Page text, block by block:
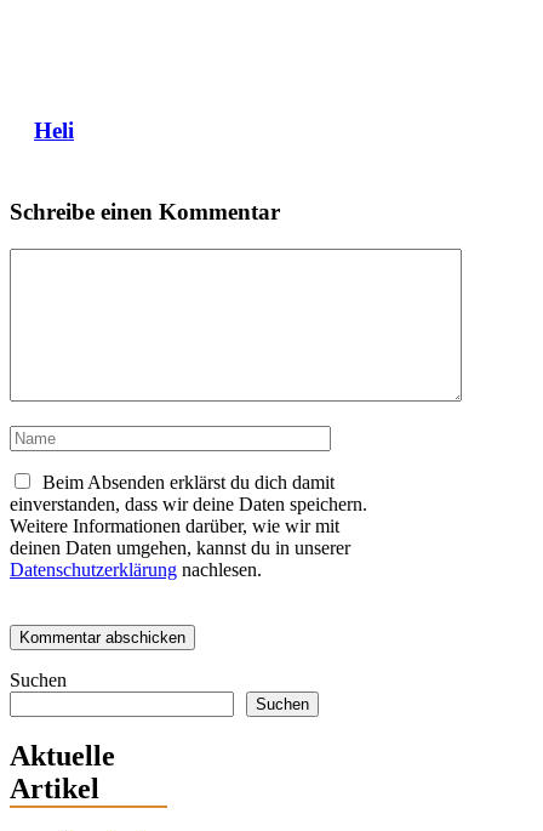
Heli
Schreibe einen Kommentar
Name
Beim Absenden erklärst du dich damit
einverstanden, dass wir deine Daten speichern.
Weitere Informationen darüber, wie wir mit
deinen Daten umgehen, kannst du in unserer
Datenschutzerklärung nachlesen.
Suchen
Suchen
Aktuelle
Artikel